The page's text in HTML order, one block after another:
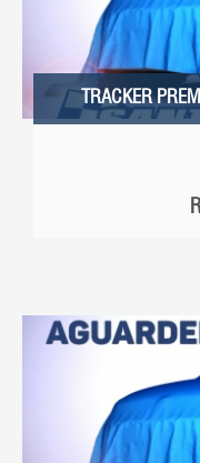
TRACKER